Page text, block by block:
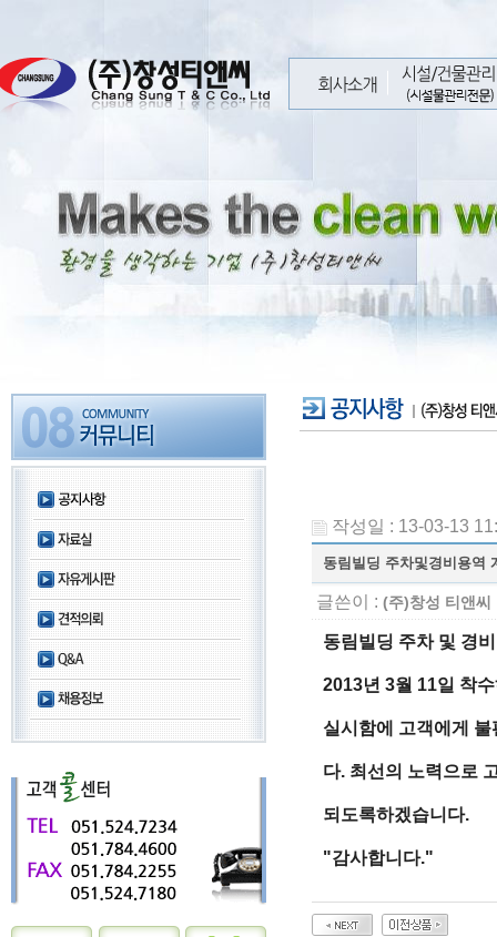
작성일 : 13-03-13
동림빌딩 주차및경비용역
글쓴이 : (주)창성 티앤씨
동림빌딩 주차 및 경
2013년 3월 11일 착
실시함에 고객에게
다. 최선의 노력으로
되도록하겠습니다.
"감사합니다."